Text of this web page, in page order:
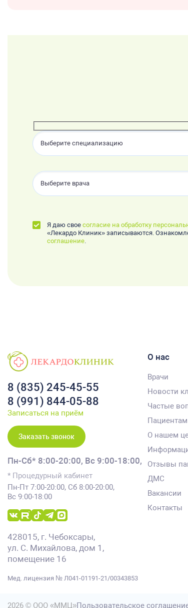
Выберите специализацию
Выберите врача
Я даю свое согласие на обработку
«Лекардо Клиник» записываются.
соглашение
8 (835) 245-45-55
8 (991) 844-05-88
Записаться на приём
Заказать звонок
Пн-Сб* 8:00-20:00, Вс 9:00-18:00,
* Процедурный кабинет
Пн-Пт 7:00-20:00, Сб 8:00-20:00,
Вс 9:00-18:00
428015, г. Чебоксары,
ул. С. Михайлова, дом 1,
помещение 16
Мед. лицензия № Л041-01191-21/00343853
О нас
Врачи
Новости
Частые
Пациентам
О нашем
Отзывы
ДМС
Вакансии
Контакты
2026 © ООО «ММЦ»Пользовательское